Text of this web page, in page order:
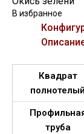
В избранное
Квадрат
полнотелый
труба